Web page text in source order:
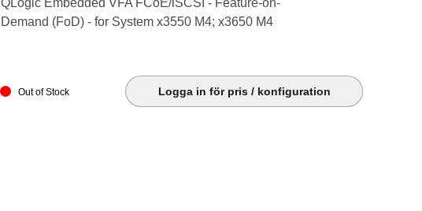
QLogic Embedded VFA FCoE/iSCSI - Feature-on-
Demand (FoD) - for System x3550 M4; x3650 M4
Out of Stock Logga in för pris / konfiguration